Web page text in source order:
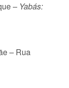
– Yabás:
– Rua